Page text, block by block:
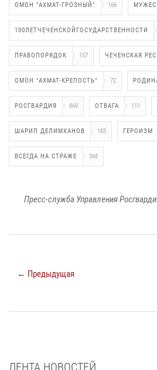
ОМОН "АХМАТ-ГРОЗНЫЙ" 166
100ЛЕТЧЕЧЕНСКОЙГОСУДАРСТВЕННОСТИ
ПРАВОПОРЯДОК 157 ЧЕЧЕНСКАЯ
ОМОН "АХМАТ-КРЕПОСТЬ" 72
РОСГВАРДИЯ 869 ОТВАГА 111
ШАРИП ДЕЛИМХАНОВ 183 ГЕРОИЗМ
ВСЕГДА НА СТРАЖЕ 368
Пресс-служба Управления
← Предыдущая
ЛЕНТА НОВОСТЕЙ